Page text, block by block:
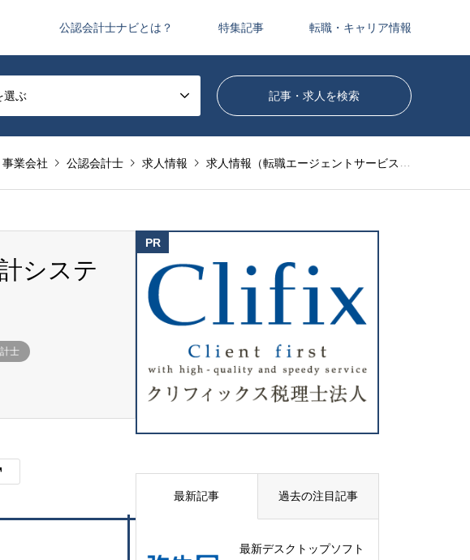
公認会計士ナビとは？ 特集記事 転職・キャリア情報
選ぶ
事業会社 公認会計士 求人情報 求人情報（転職エージェントサービス）
システ
士
最新記事 過去の注目記事
最新デスクトップソフト